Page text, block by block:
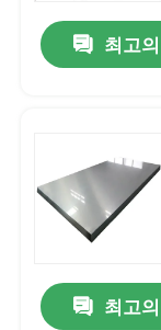
최고
최고